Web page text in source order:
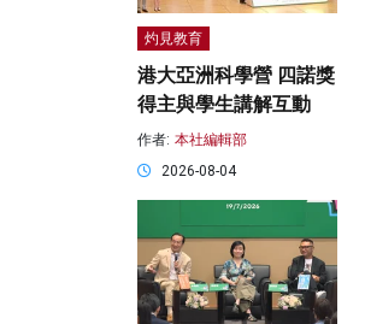
灼見教育
港大亞洲科學營 四諾獎
得主與學生講解互動
作者: 本社編輯部
2026-08-04